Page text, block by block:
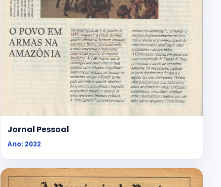
Jornal Pessoal
Ano: 2022